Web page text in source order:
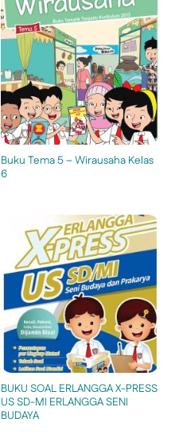
Buku Tema 5 – Wirausaha Kelas
6
BUKU SOAL ERLANGGA X-PRESS
US SD-MI ERLANGGA SENI
BUDAYA